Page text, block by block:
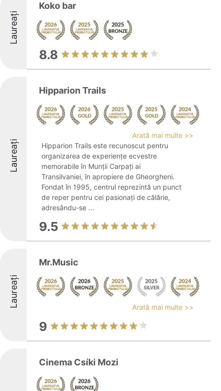
Laureați
Koko bar
8.8
Laureați
Hipparion Trails
Arată mai multe >>
Hipparion Trails este recunoscut pentru
organizarea de experiențe ecvestre
memorabile în Munții Carpați ai
Transilvaniei, în apropiere de Gheorgheni.
Fondat în 1995, centrul reprezintă un punct
de reper pentru cei pasionați de călărie,
adresându-se ...
9.5
Laureați
Mr.Music
Arată mai multe >>
9
Cinema Csíki Mozi